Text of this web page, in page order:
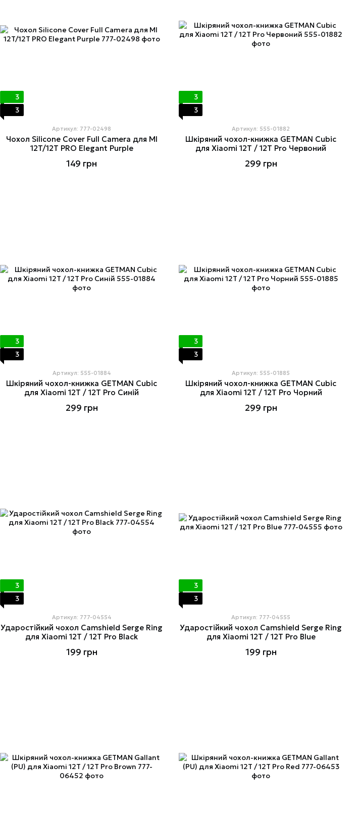
3
3
Артикул: 777-02498
Чохол Silicone Cover Full Camera для MI
12T/12T PRO Elegant Purple
149 грн
3
3
Артикул: 555-01882
Шкіряний чохол-книжка GETMAN Cubic
для Xiaomi 12T / 12T Pro Червоний
299 грн
3
3
Артикул: 555-01884
Шкіряний чохол-книжка GETMAN Cubic
для Xiaomi 12T / 12T Pro Синій
299 грн
3
3
Артикул: 555-01885
Шкіряний чохол-книжка GETMAN Cubic
для Xiaomi 12T / 12T Pro Чорний
299 грн
3
3
Артикул: 777-04554
Ударостійкий чохол Camshield Serge Ring
для Xiaomi 12T / 12T Pro Black
199 грн
3
3
Артикул: 777-04555
Ударостійкий чохол Camshield Serge Ring
для Xiaomi 12T / 12T Pro Blue
199 грн